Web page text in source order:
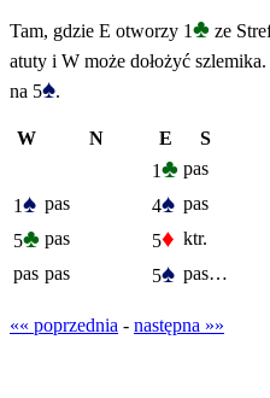
Tam, gdzie E otworzy 1♣ ze
atuty i W może dołożyć
na 5♠.
W N E
S
1♣ pas
1♠ pas 4♠ pas
5♣ pas 5♦ ktr.
pas pas 5♠ pas…
«« poprzednia - następna »»